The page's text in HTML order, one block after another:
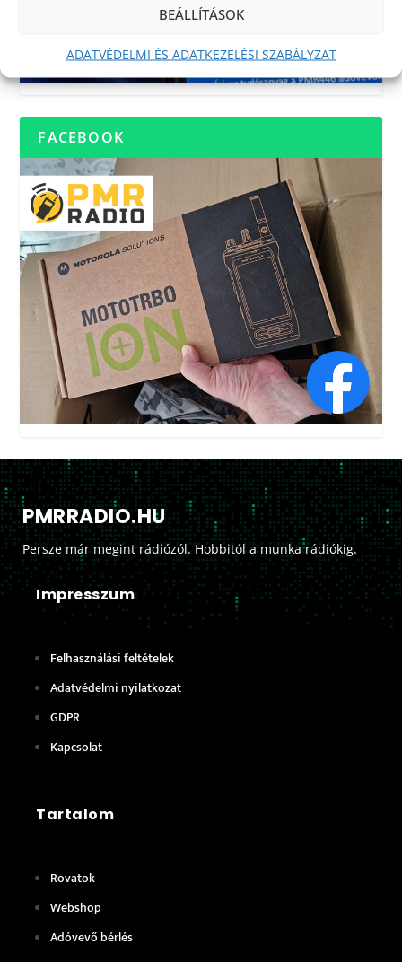
BEÁLLÍTÁSOK
ADATVÉDELMI ÉS ADATKEZELÉSI SZABÁLYZAT
FACEBOOK
PMRRADIO.HU
Persze már megint rádiózól. Hobbitól a munka rádiókig.
Impresszum
Felhasználási feltételek
Adatvédelmi nyilatkozat
GDPR
Kapcsolat
Tartalom
Rovatok
Webshop
Adóvevő bérlés